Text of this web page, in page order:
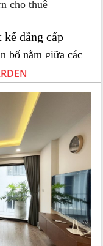
kế đẳng cấp
bố nằm giữa các
tiếp xúc với đường
Các căn biệt thự
xây dựng 03 tầng.
tập trung chủ